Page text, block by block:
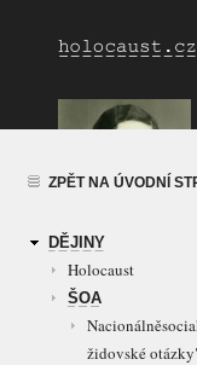
ZPĚT NA ÚVODNÍ
DĚJINY
Holocaust
ŠOA
židovské